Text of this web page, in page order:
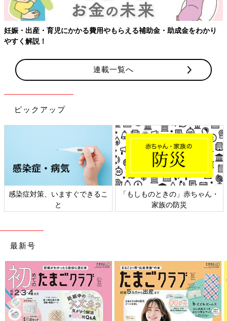
妊娠・出産・育児にかかる費用やもらえる補助金・助成金をわかり
やすく解説！
連載一覧へ
ピックアップ
感染症対策、いますぐできるこ
と
「もしものときの」赤ちゃん・
家族の防災
最新号